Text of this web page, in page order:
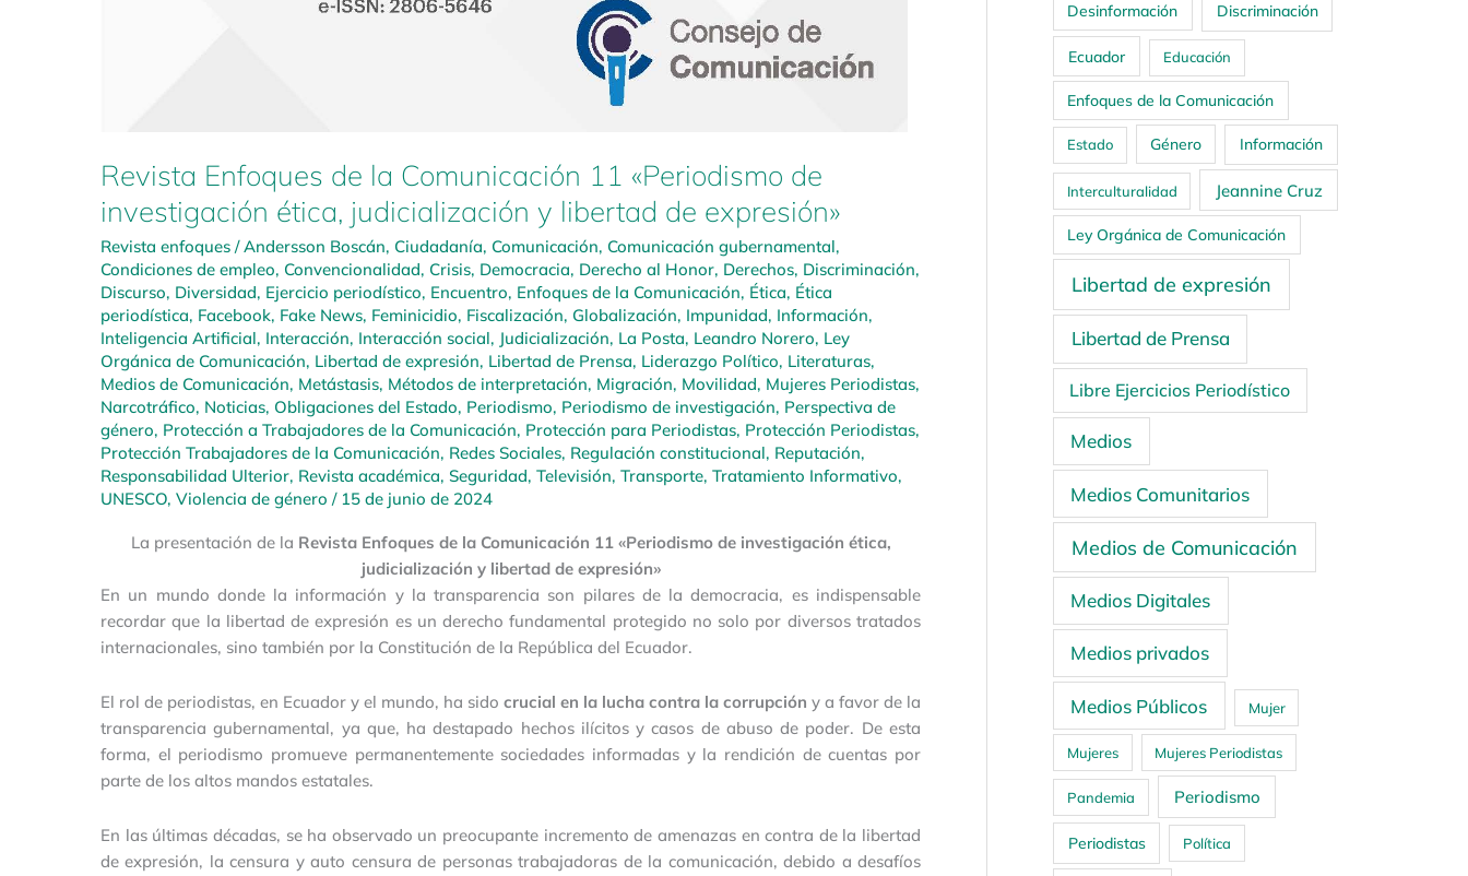
Revista Enfoques de la Comunicación 11 «Periodismo de
investigación ética, judicialización y libertad de expresión»
Revista enfoques /Andersson Boscán, Ciudadanía, Comunicación, Comunicación gubernamental,
Condiciones de empleo, Convencionalidad, Crisis, Democracia, Derecho al Honor, Derechos, Discriminación,
Discurso, Diversidad, Ejercicio periodístico, Encuentro, Enfoques de la Comunicación, Ética, Ética
periodística, Facebook, Fake News, Feminicidio, Fiscalización, Globalización, Impunidad, Información,
Inteligencia Artificial, Interacción, Interacción social, Judicialización, La Posta, Leandro Norero, Ley
Orgánica de Comunicación, Libertad de expresión, Libertad de Prensa, Liderazgo Político, Literaturas,
Medios de Comunicación, Metástasis, Métodos de interpretación, Migración, Movilidad, Mujeres Periodistas,
Narcotráfico, Noticias, Obligaciones del Estado, Periodismo, Periodismo de investigación, Perspectiva de
género, Protección a Trabajadores de la Comunicación, Protección para Periodistas, Protección Periodistas,
Protección Trabajadores de la Comunicación, Redes Sociales, Regulación constitucional, Reputación,
Responsabilidad Ulterior, Revista académica, Seguridad, Televisión, Transporte, Tratamiento Informativo,
UNESCO, Violencia de género / 15 de junio de 2024
La presentación de la Revista Enfoques de la Comunicación 11 «Periodismo de investigación ética,
judicialización y libertad de expresión»
En un mundo donde la información y la transparencia son pilares de la democracia, es indispensable
recordar que la libertad de expresión es un derecho fundamental protegido no solo por diversos tratados
internacionales, sino también por la Constitución de la República del Ecuador.
El rol de periodistas, en Ecuador y el mundo, ha sido crucial en la lucha contra la corrupción y a favor de la
transparencia gubernamental, ya que, ha destapado hechos ilícitos y casos de abuso de poder. De esta
forma, el periodismo promueve permanentemente sociedades informadas y la rendición de cuentas por
parte de los altos mandos estatales.
En las últimas décadas, se ha observado un preocupante incremento de amenazas en contra de la libertad
de expresión, la censura y auto censura de personas trabajadoras de la comunicación, debido a desafíos
Desinformación Discriminación
Ecuador Educación
Enfoques de la Comunicación
Estado Género Información
Interculturalidad Jeannine Cruz
Ley Orgánica de Comunicación
Libertad de expresión
Libertad de Prensa
Libre Ejercicios Periodístico
Medios
Medios Comunitarios
Medios de Comunicación
Medios Digitales
Medios privados
Medios Públicos Mujer
Mujeres Mujeres Periodistas
Pandemia Periodismo
Periodistas Política